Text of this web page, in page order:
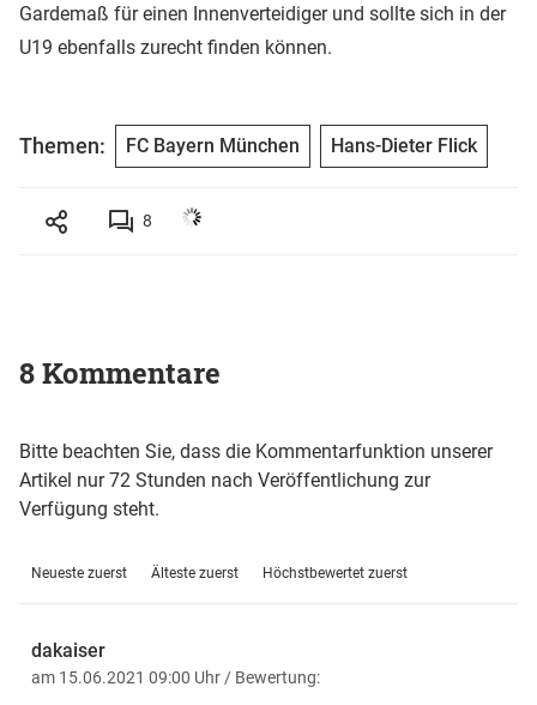
Gardemaß für einen Innenverteidiger und sollte sich in der
U19 ebenfalls zurecht finden können.
Themen: FC Bayern München Hans-Dieter Flick
8
8 Kommentare
Bitte beachten Sie, dass die Kommentarfunktion unserer
Artikel nur 72 Stunden nach Veröffentlichung zur
Verfügung steht.
Neueste zuerst Älteste zuerst Höchstbewertet zuerst
dakaiser
am 15.06.2021 09:00 Uhr / Bewertung: